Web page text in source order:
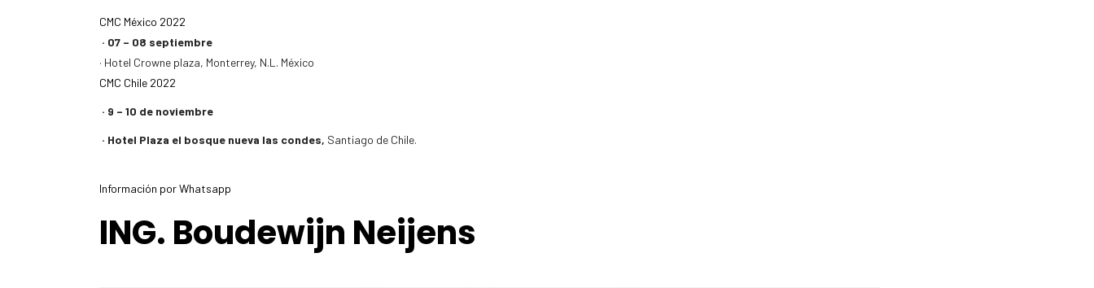
CMC México 2022
· 07 – 08 septiembre
· Hotel Crowne plaza, Monterrey, N.L. México
CMC Chile 2022
· 9 – 10 de noviembre
· Hotel Plaza el bosque nueva las condes, Santiago de Chile.
Información por Whatsapp
ING. Boudewijn Neijens